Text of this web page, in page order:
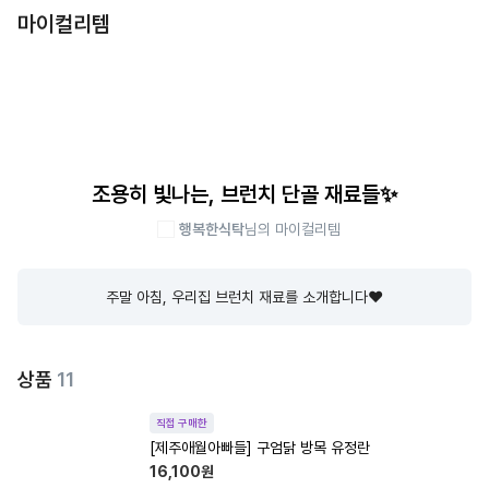
마이컬리템
조용히 빛나는, 브런치 단골 재료들✨
행복한식탁님의 마이컬리템
주말 아침, 우리집 브런치 재료를 소개합니다❤️
상품 11
직접 구매한
[제주애월아빠들] 구엄닭 방목 유정란
16,100원